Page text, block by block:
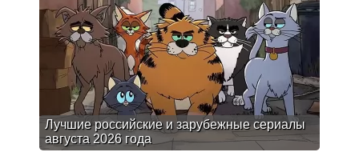
Лучшие российские и зарубежные сериалы
августа 2026 года